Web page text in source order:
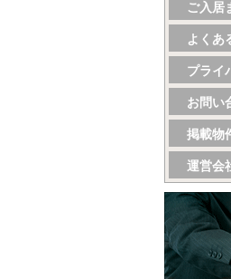
ご入居
よくあ
プライ
お問い
掲載物
運営会